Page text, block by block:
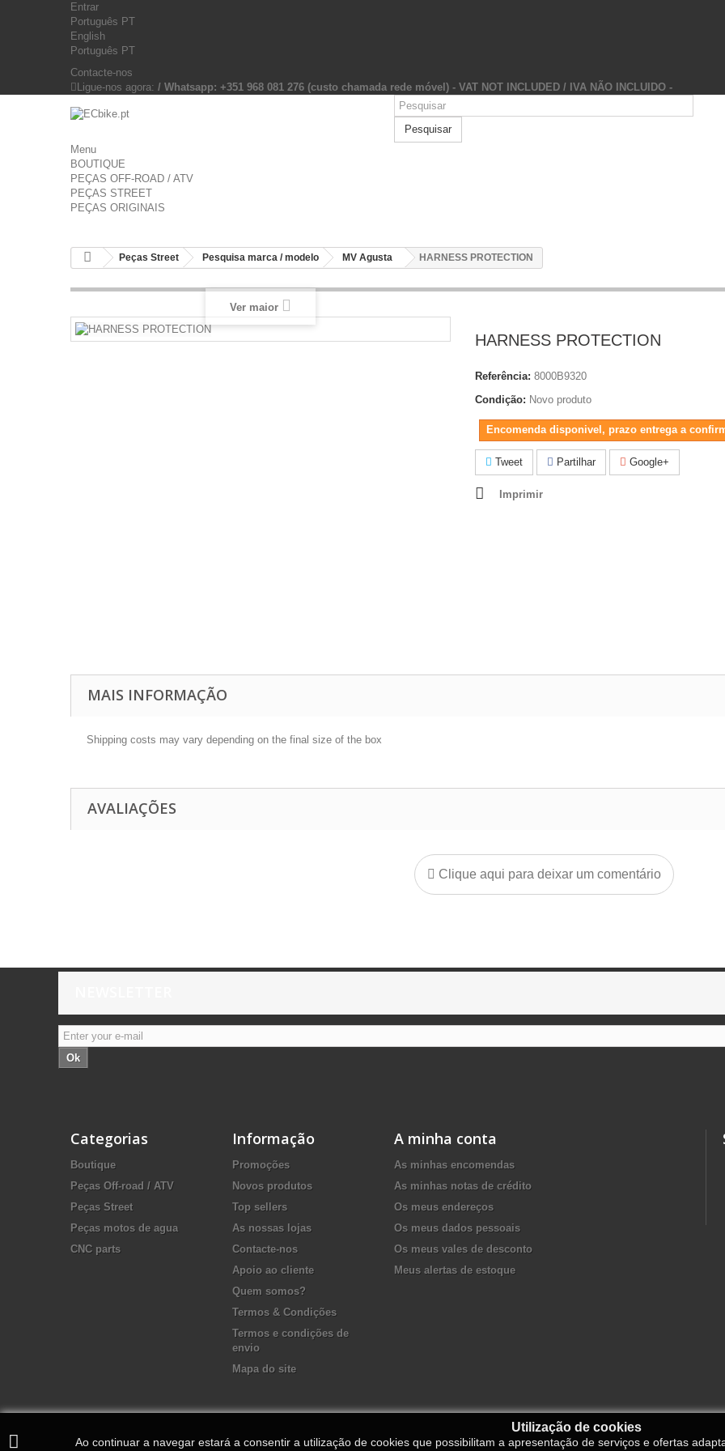
Entrar
Português PT
English
Português PT
Contacte-nos
Ligue-nos agora: / Whatsapp: +351 968 081 276 (custo chamada rede móvel) - VAT NOT INCLUDED / IVA NÃO INCLUIDO -
Pesquisar
Menu
BOUTIQUE
PEÇAS OFF-ROAD / ATV
PEÇAS STREET
PEÇAS ORIGINAIS
Peças Street Pesquisa marca / modelo MV Agusta HARNESS PROTECTION
Ver maior
HARNESS PROTECTION
Referência: 8000B9320
Condição: Novo produto
Encomenda disponivel, prazo entrega a
Tweet Partilhar Google+
Imprimir
MAIS INFORMAÇÃO
Shipping costs may vary depending on the final size of the box
AVALIAÇÕES
Clique aqui para deixar um comentário
Ok
Categorias
Boutique
Peças Off-road / ATV
Peças Street
Peças motos de agua
CNC parts
Informação
Promoções
Novos produtos
Top sellers
As nossas lojas
Contacte-nos
Apoio ao cliente
Quem somos?
Termos & Condições
Termos e condições de
envio
Mapa do site
A minha conta
As minhas encomendas
As minhas notas de crédito
Os meus endereços
Os meus dados pessoais
Os meus vales de desconto
Meus alertas de estoque
Utilização de cookies
Ao continuar a navegar estará a consentir a utilização de cookies que possibilitam a apresentação de serviços e ofertas